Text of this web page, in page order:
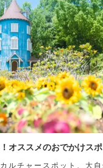
オススメのおでかけス
ルチャースポット、大